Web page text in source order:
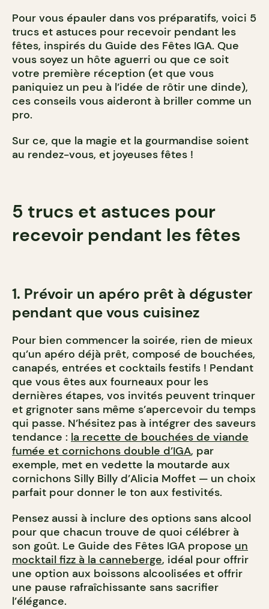
Pour vous épauler dans vos préparatifs, voici 5
trucs et astuces pour recevoir pendant les
fêtes, inspirés du Guide des Fêtes IGA. Que
vous soyez un hôte aguerri ou que ce soit
votre première réception (et que vous
paniquiez un peu à l’idée de rôtir une dinde),
ces conseils vous aideront à briller comme un
pro.
Sur ce, que la magie et la gourmandise soient
au rendez-vous, et joyeuses fêtes !
5 trucs et astuces pour
recevoir pendant les fêtes
1. Prévoir un apéro prêt à déguster
pendant que vous cuisinez
Pour bien commencer la soirée, rien de mieux
qu’un apéro déjà prêt, composé de bouchées,
canapés, entrées et cocktails festifs ! Pendant
que vous êtes aux fourneaux pour les
dernières étapes, vos invités peuvent trinquer
et grignoter sans même s’apercevoir du temps
qui passe. N’hésitez pas à intégrer des saveurs
tendance : la recette de bouchées de viande
fumée et cornichons double d’IGA, par
exemple, met en vedette la moutarde aux
cornichons Silly Billy d’Alicia Moffet — un choix
parfait pour donner le ton aux festivités.
Pensez aussi à inclure des options sans alcool
pour que chacun trouve de quoi célébrer à
son goût. Le Guide des Fêtes IGA propose un
mocktail fizz à la canneberge, idéal pour offrir
une option aux boissons alcoolisées et offrir
une pause rafraîchissante sans sacrifier
l’élégance.